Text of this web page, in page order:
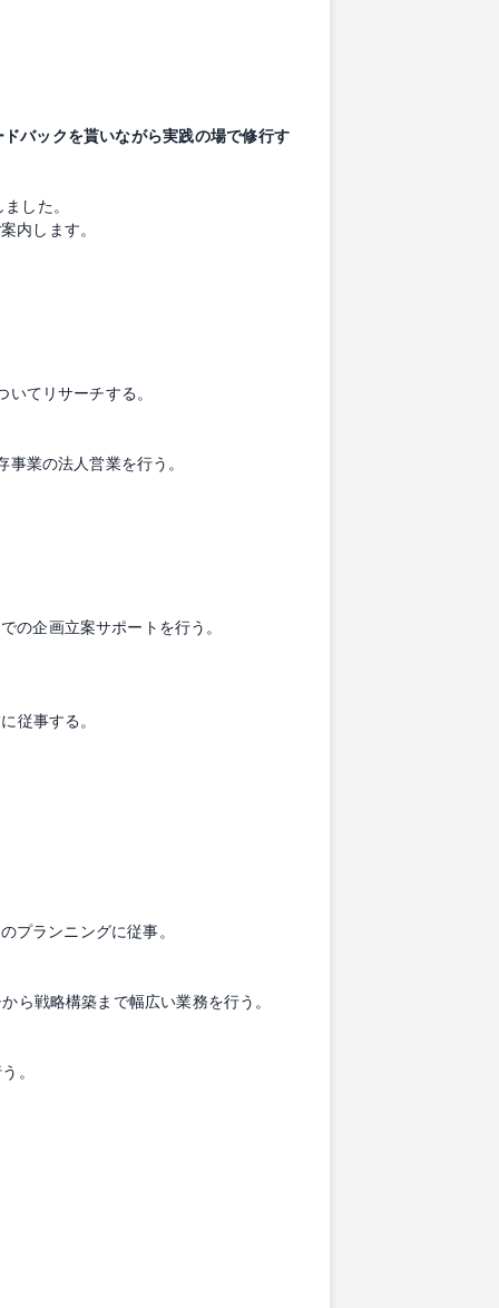
バックを貰いながら実践の場で修行す
した。
内します。
てリサーチする。
業の法人営業を行う。
の企画立案サポートを行う。
従事する。
プランニングに従事。
ら戦略構築まで幅広い業務を行う。
。